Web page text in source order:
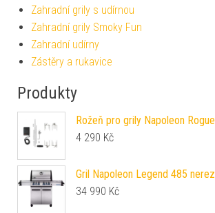
Zahradní grily s udírnou
Zahradní grily Smoky Fun
Zahradní udírny
Zástěry a rukavice
Produkty
Rožeň pro grily Napoleon Rogue
4 290 Kč
Gril Napoleon Legend 485 nerez
34 990 Kč